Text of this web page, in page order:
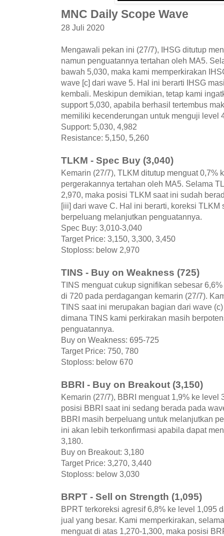
MNC Daily Scope Wave
28 Juli 2020
Mengawali pekan ini (27/7), IHSG ditutup
namun penguatannya tertahan oleh MA5.
bawah 5,030, maka kami memperkirakan
wave [c] dari wave 5. Hal ini berarti IHSG
kembali. Meskipun demikian, tetap kami
support 5,030, apabila berhasil tertembus
memiliki kecenderungan untuk menguji level
Support: 5,030, 4,982
Resistance: 5,150, 5,260
TLKM - Spec Buy (3,040)
Kemarin (27/7), TLKM ditutup menguat 0,7%
pergerakannya tertahan oleh MA5. Selama
2,970, maka posisi TLKM saat ini sudah
[iii] dari wave C. Hal ini berarti, koreksi TLKM
berpeluang melanjutkan penguatannya.
Spec Buy: 3,010-3,040
Target Price: 3,150, 3,300, 3,450
Stoploss: below 2,970
TINS - Buy on Weakness (725)
TINS menguat cukup signifikan sebesar
di 720 pada perdagangan kemarin (27/7).
TINS saat ini merupakan bagian dari wave
dimana TINS kami perkirakan masih
penguatannya.
Buy on Weakness: 695-725
Target Price: 750, 780
Stoploss: below 670
BBRI - Buy on Breakout (3,150)
Kemarin (27/7), BBRI menguat 1,9% ke level
posisi BBRI saat ini sedang berada pada
BBRI masih berpeluang untuk melanjutkan
ini akan lebih terkonfirmasi apabila dapat
3,180.
Buy on Breakout: 3,180
Target Price: 3,270, 3,440
Stoploss: below 3,030
BRPT - Sell on Strength (1,095)
BPRT terkoreksi agresif 6,8% ke level 1,095
jual yang besar. Kami memperkirakan,
menguat di atas 1,270-1,300, maka posisi